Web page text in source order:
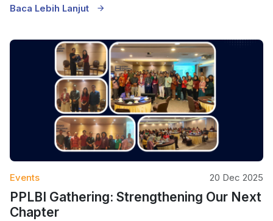
Baca Lebih Lanjut
Events 20 Dec 2025
PPLBI Gathering: Strengthening Our Next
Chapter